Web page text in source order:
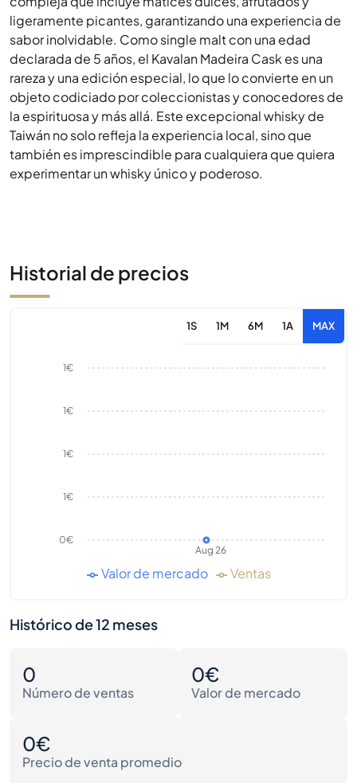
ligeramente picantes, garantizando una experiencia de
sabor inolvidable. Como single malt con una edad
declarada de 5 años, el Kavalan Madeira Cask es una
rareza y una edición especial, lo que lo convierte en un
objeto codiciado por coleccionistas y conocedores de
la espirituosa y más allá. Este excepcional whisky de
Taiwán no solo refleja la experiencia local, sino que
también es imprescindible para cualquiera que quiera
experimentar un whisky único y poderoso.
Historial de precios
1S 1M 6M 1A MAX
Aug 26
0€
1€
1€
1€
1€
Valor de mercado Ventas
Histórico de 12 meses
0
Número de ventas
0€
Valor de mercado
0€
Precio de venta promedio